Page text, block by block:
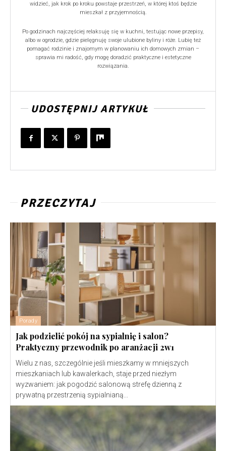
widzieć, jak krok po kroku powstaje przestrzeń, w której ktoś będzie
mieszkał z przyjemnością.
Po godzinach najczęściej relaksuję się w kuchni, testując nowe przepisy,
albo w ogrodzie, gdzie pielęgnuję swoje ulubione byliny i róże. Lubię też
pomagać rodzinie i znajomym w planowaniu ich domowych zmian –
sprawia mi radość, gdy mogę doradzić praktyczne i estetyczne
rozwiązania.
UDOSTĘPNIJ ARTYKUŁ
PRZECZYTAJ
Porady
Jak podzielić pokój na sypialnię i salon?
Praktyczny przewodnik po aranżacji 2w1
Wielu z nas, szczególnie jeśli mieszkamy w mniejszych
mieszkaniach lub kawalerkach, staje przed niezłym
wyzwaniem: jak pogodzić salonową strefę dzienną z
prywatną przestrzenią sypialnianą...